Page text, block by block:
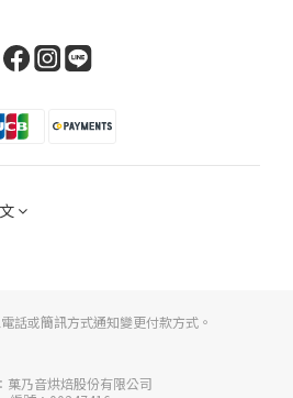
話或簡訊方式通知變更付款方式。
菓乃音烘焙股份有限公司